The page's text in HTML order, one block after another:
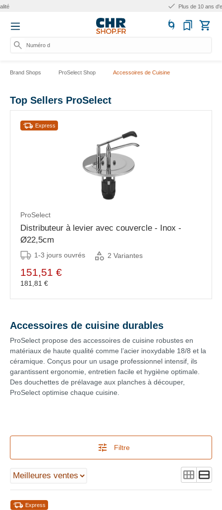
Numéro d'ar
Brand Shops ProSelect Shop Accessoires de Cuisine
Top Sellers ProSelect
Express
ProSelect
Distributeur à levier avec couvercle - Inox -
Ø22,5cm
1-3 jours ouvrés 2 Variantes
151,51 €
181,81 €
Accessoires de cuisine durables
ProSelect propose des accessoires de cuisine robustes en
matériaux de haute qualité comme l’acier inoxydable 18/8 et la
céramique. Conçus pour un usage professionnel intensif, ils
garantissent ergonomie, entretien facile et hygiène optimale.
Des douchettes de prélavage aux planches à découper,
ProSelect optimise chaque cuisine.
Filtre
Express